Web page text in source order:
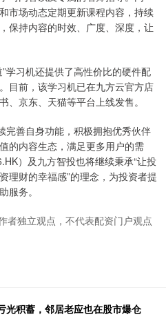
市场动态定期更新课程内容，持续
保持内容的时效、广度、深度，让
学习机还提供了高性价比的硬件配
目前，该学习机已在九方云官方店
、京东、天猫等平台上线发售。
完善自身功能，积极拥抱优秀伙伴
的内容生态，满足更多用户的需
）及九方智投也将继续秉承“让投
理财的幸福感”的理念，为投资者提
服务。
者独立观点，不代表配资门户观点
光积蓄，邻居老应也在股市爆仓